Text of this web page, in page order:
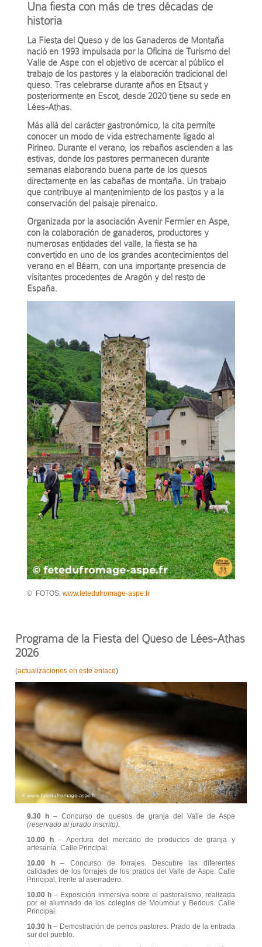
Una fiesta con más de tres décadas de
historia
La Fiesta del Queso y de los Ganaderos de Montaña
nació en 1993 impulsada por la Oficina de Turismo del
Valle de Aspe con el objetivo de acercar al público el
trabajo de los pastores y la elaboración tradicional del
queso. Tras celebrarse durante años en Etsaut y
posteriormente en Escot, desde 2020 tiene su sede en
Lées-Athas.
Más allá del carácter gastronómico, la cita permite
conocer un modo de vida estrechamente ligado al
Pirineo. Durante el verano, los rebaños ascienden a las
estivas, donde los pastores permanecen durante
semanas elaborando buena parte de los quesos
directamente en las cabañas de montaña. Un trabajo
que contribuye al mantenimiento de los pastos y a la
conservación del paisaje pirenaico.
Organizada por la asociación Avenir Fermier en Aspe,
con la colaboración de ganaderos, productores y
numerosas entidades del valle, la fiesta se ha
convertido en uno de los grandes acontecimientos del
verano en el Béarn, con una importante presencia de
visitantes procedentes de Aragón y del resto de
España.
© FOTOS: www.fetedufromage-aspe.fr
Programa de la Fiesta del Queso de Lées-Athas
2026
(actualizaciones en este enlace)
9.30 h – Concurso de quesos de granja del Valle de Aspe
(reservado al jurado inscrito).
10.00 h– Apertura del mercado de productos de granja y
artesanía. Calle Principal.
10.00 h– Concurso de forrajes. Descubre las diferentes
calidades de los forrajes de los prados del Valle de Aspe. Calle
Principal, frente al aserradero.
10.00 h – Exposición inmersiva sobre el pastoralismo, realizada
por el alumnado de los colegios de Moumour y Bedous. Calle
Principal.
10.30 h– Demostración de perros pastores. Prado de la entrada
sur del pueblo.